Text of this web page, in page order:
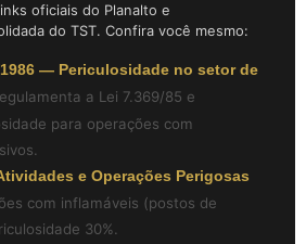
oficiais do Planalto e
do TST. Confira você mesmo:
1986 — Periculosidade no setor de
a Lei 7.369/85 e
para operações com
e Operações Perigosas
com inflamáveis (postos de
30%.